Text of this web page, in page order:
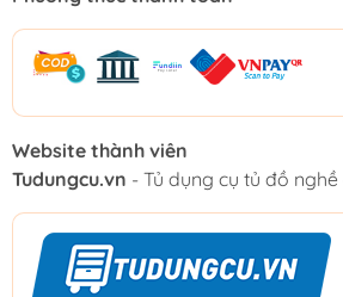
Website thành viên
Tudungcu.vn - Tủ dụng cụ tủ đồ